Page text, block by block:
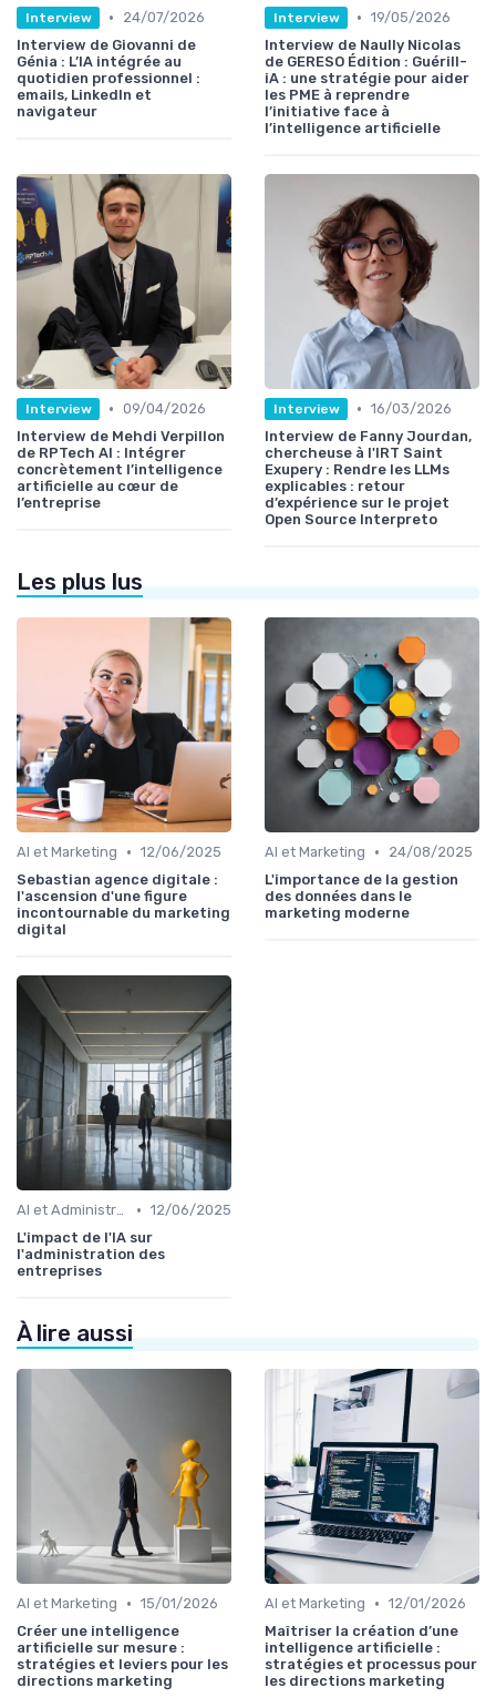
Interview •
24/07/2026
Interview de Giovanni de
Génia : L’IA intégrée au
quotidien professionnel :
emails, LinkedIn et
navigateur
Interview • 19/05/2026
Interview de Naully Nicolas
de GERESO Édition : Guérill-
iA : une stratégie pour aider
les PME à reprendre
l’initiative face à
l’intelligence artificielle
Interview • 09/04/2026
Interview de Mehdi Verpillon
de RPTech AI : Intégrer
concrètement l’intelligence
artificielle au cœur de
l’entreprise
Interview • 16/03/2026
Interview de Fanny Jourdan,
chercheuse à l'IRT Saint
Exupery : Rendre les LLMs
explicables : retour
d’expérience sur le projet
Open Source Interpreto
Les plus lus
AI et Marketing • 12/06/2025
Sebastian agence digitale :
l'ascension d'une figure
incontournable du marketing
digital
AI et Marketing •
24/08/2025
L'importance de la gestion
des données dans le
marketing moderne
AI et Administration • 12/06/2025
L'impact de l'IA sur
l'administration des
entreprises
À lire aussi
AI et Marketing • 15/01/2026
Créer une intelligence
artificielle sur mesure :
stratégies et leviers pour les
directions marketing
AI et Marketing • 12/01/2026
Maîtriser la création d’une
intelligence artificielle :
stratégies et processus pour
les directions marketing